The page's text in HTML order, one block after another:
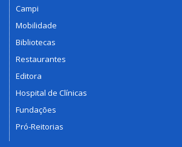
Campi
Mobilidade
Bibliotecas
Restaurantes
Editora
Hospital de Clínicas
Fundações
Pró-Reitorias